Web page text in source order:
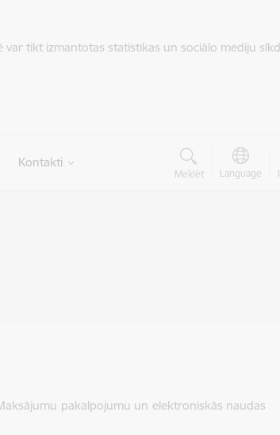
tikt izmantotas statistikas un sociālo mediju
Kontakti
Meklēt Language
pakalpojumu un elektroniskās naudas